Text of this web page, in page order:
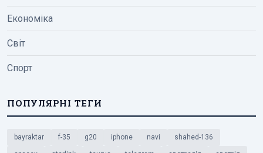
Економіка
Світ
Спорт
ПОПУЛЯРНІ ТЕГИ
bayraktar f-35 g20 iphone navi shahed-136